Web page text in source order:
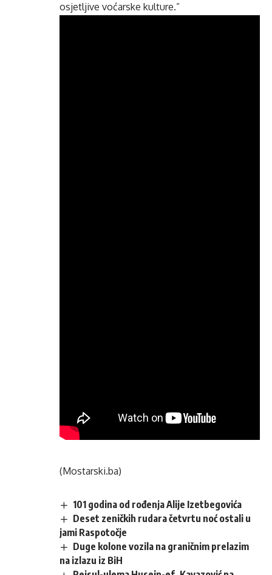
osjetljive voćarske kulture.”
(Mostarski.ba)
101 godina od rođenja Alije Izetbegovića
Deset zeničkih rudara četvrtu noć ostali u
jami Raspotočje
Duge kolone vozila na graničnim prelazim
na izlazu iz BiH